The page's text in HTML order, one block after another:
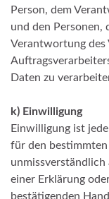
Person, dem
und den Personen,
Verantwortung
Daten zu
k) Einwilligung
Einwilligung ist
für den
unmissverständlich
einer Erklärung
bestätigenden